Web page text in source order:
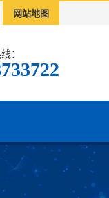
网站地图
：